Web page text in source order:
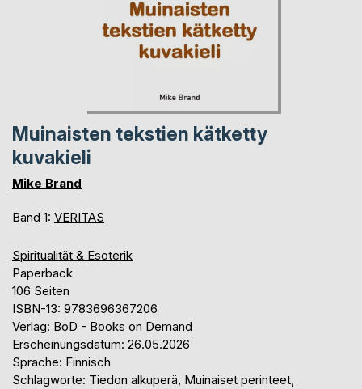
Muinaisten tekstien kätketty
kuvakieli
Mike Brand
Band 1: VERITAS
Spiritualität & Esoterik
Paperback
106 Seiten
ISBN-13: 9783696367206
Verlag: BoD - Books on Demand
Erscheinungsdatum: 26.05.2026
Sprache: Finnisch
Schlagworte: Tiedon alkuperä, Muinaiset perinteet,